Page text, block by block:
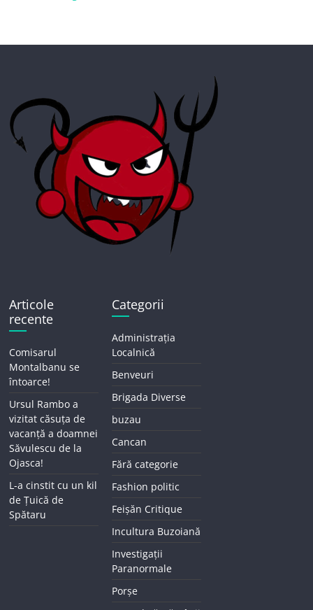
Articole
recente
Comisarul
Montalbanu se
întoarce!
Ursul Rambo a
vizitat căsuța de
vacanță a doamnei
Săvulescu de la
Ojasca!
L-a cinstit cu un kil
de Țuică de
Spătaru
Categorii
Administrația
Localnică
Benveuri
Brigada Diverse
buzau
Cancan
Fără categorie
Fashion politic
Feișăn Critique
Incultura Buzoiană
Investigații
Paranormale
Porșe